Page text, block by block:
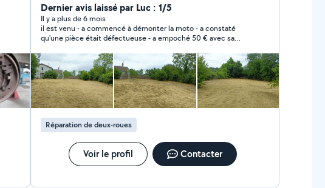
transport en commun tonte débroussaillage bricolage
en tous genres ne pas hésiter à me contacter Tonte
Débroussaillage Location de matériel Dépannage a
domicile Récupération de matériels de jardin HS
Dernier avis laissé par Luc : 1/5
Il y a plus de 6 mois
il est venu - a commencé à démonter la moto - a constaté
qu'une pièce était défectueuse - a empoché 50 € avec sa
!
Réparation de deux-roues
Voir le profil Contacter